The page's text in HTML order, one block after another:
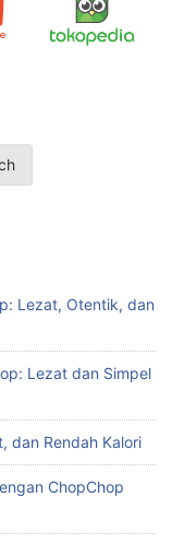
Lezat, Otentik, dan
Lezat dan Simpel
dan Rendah Kalori
ChopChop